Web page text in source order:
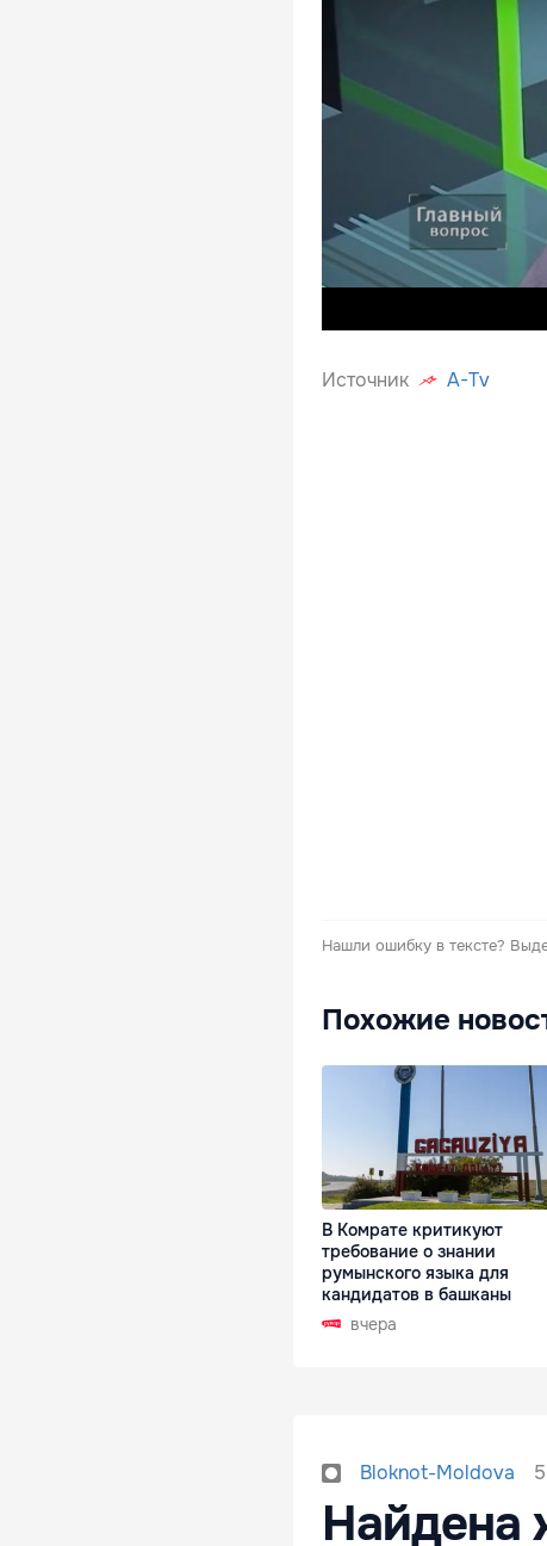
Источник A-Tv
Нашли ошибку в тексте?
Похожие
В Комрате критикуют
требование о знании
румынского языка для
кандидатов в башканы
вчера
Bloknot-Moldova
Найдена